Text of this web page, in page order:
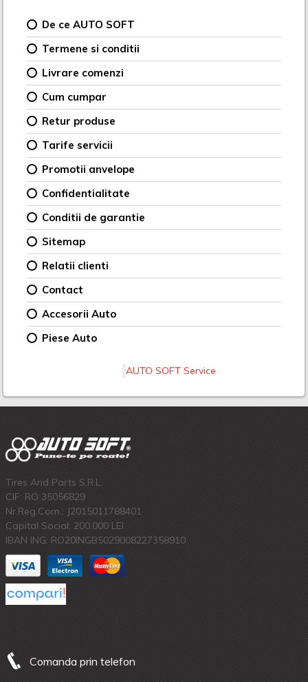
De ce AUTO SOFT
Termene si conditii
Livrare comenzi
Cum cumpar
Retur produse
Tarife servicii
Promotii anvelope
Confidentialitate
Conditii de garantie
Sitemap
Relatii clienti
Contact
Accesorii Auto
Piese Auto
AUTO SOFT Service
Tires And Parts S.R.L.
CIF: RO 35056829
Nr.Reg.Com.: J2015011788401
Capital Social: 200.000 LEI
IBAN ING: RO20INGB5029008227358910
Comanda prin telefon